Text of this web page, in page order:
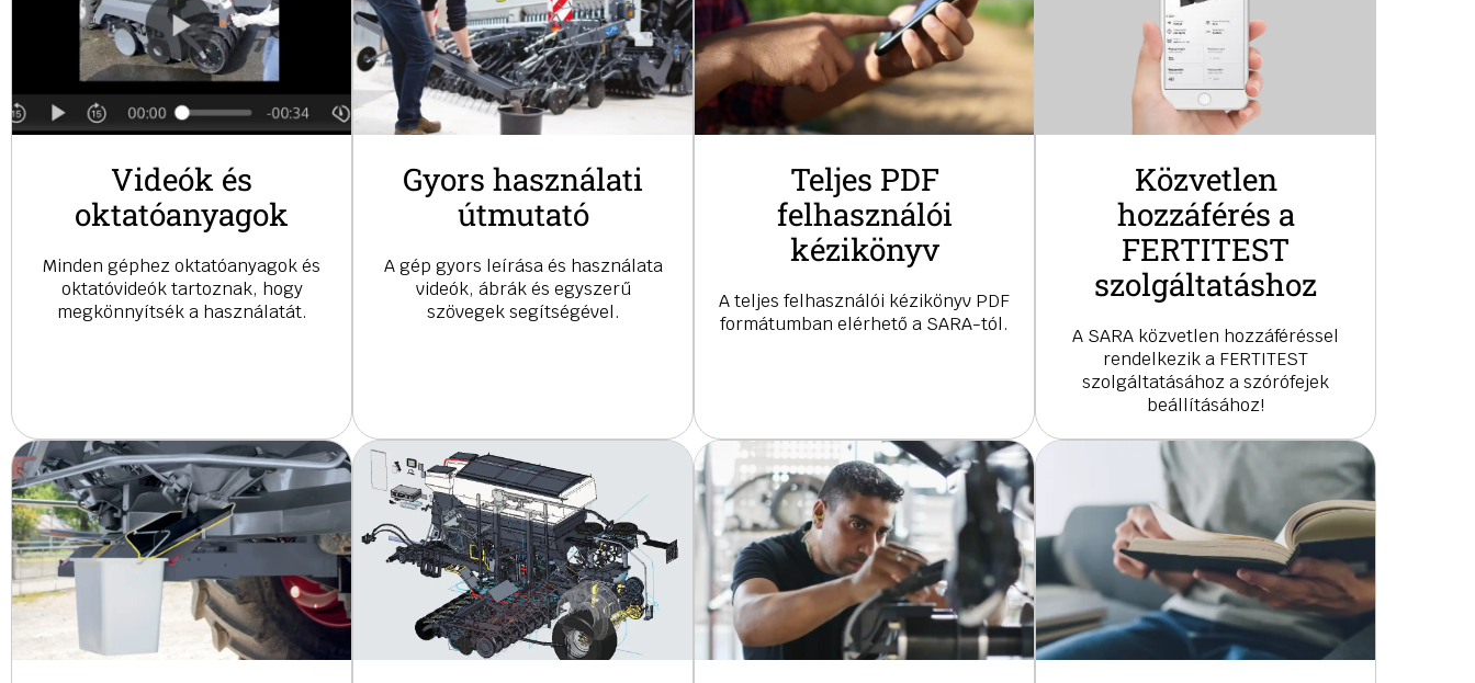
Videók és
oktatóanyagok
Minden géphez oktatóanyagok és
oktatóvideók tartoznak, hogy
megkönnyítsék a használatát.
Gyors használati
útmutató
A gép gyors leírása és használata
videók, ábrák és egyszerű
szövegek segítségével.
Teljes PDF
felhasználói
kézikönyv
A teljes felhasználói kézikönyv PDF
formátumban elérhető a SARA-tól.
Közvetlen
hozzáférés a
FERTITEST
szolgáltatáshoz
A SARA közvetlen hozzáféréssel
rendelkezik a FERTITEST
szolgáltatásához a szórófejek
beállításához!